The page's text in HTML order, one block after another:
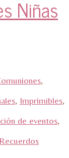
Niñas
,
, Imprimibles,
de eventos,
Recuerdos